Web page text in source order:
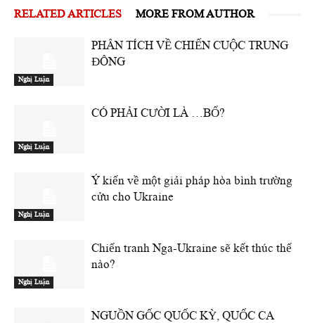
RELATED ARTICLES MORE FROM AUTHOR
Nghị Luận
PHÂN TÍCH VỀ CHIẾN CUỘC TRUNG
ĐÔNG
Nghị Luận
CÓ PHẢI CƯỜI LÀ …BỔ?
Nghị Luận
Ý kiến về một giải pháp hòa bình trường
cửu cho Ukraine
Nghị Luận
Chiến tranh Nga-Ukraine sẽ kết thúc thế
nào?
NGUỒN GỐC QUỐC KỲ, QUỐC CA